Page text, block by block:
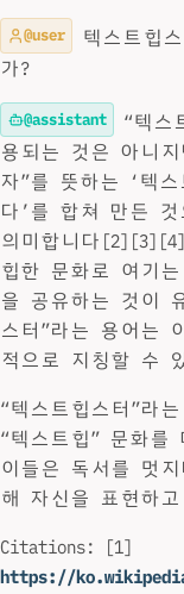
@user
텍스트힙
가?
@assistant
“텍스
용되는 것은 아니
자”를 뜻하는 ‘텍
다’를 합쳐 만든
의미합니다
힙한 문화로 여기
을 공유하는 것이
스터”라는 용어는
적으로 지칭할 수
“텍스트힙스터”라
“텍스트힙” 문화
이들은 독서를 멋
해 자신을 표현하
Citations: [1]
https://